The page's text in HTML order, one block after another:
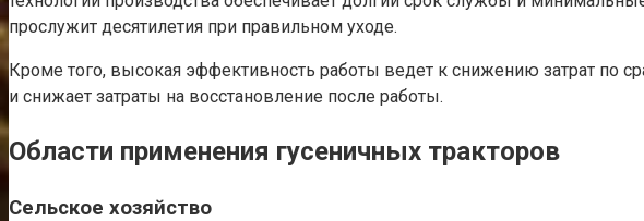
прослужит десятилетия при правильном уходе.
Кроме того, высокая эффективность работы ведет к снижению затрат по
и снижает затраты на восстановление после работы.
Области применения гусеничных тракторов
Сельское хозяйство